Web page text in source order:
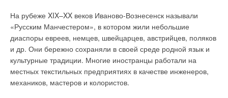
На рубеже XIX–XX веков Иваново-Вознесенск называли
«Русским Манчестером», в котором жили небольшие
диаспоры евреев, немцев, швейцарцев, австрийцев, поляков
и др. Они бережно сохраняли в своей среде родной язык и
культурные традиции. Многие иностранцы работали на
местных текстильных предприятиях в качестве инженеров,
механиков, мастеров и колористов.